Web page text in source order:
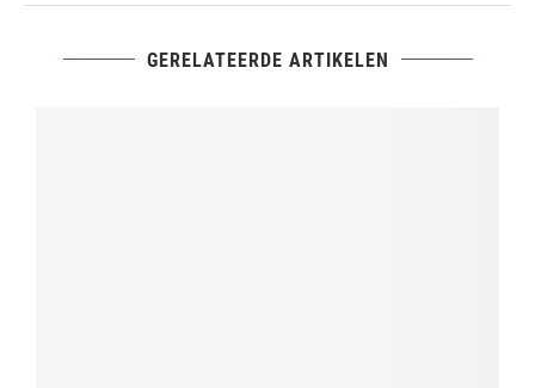
GERELATEERDE ARTIKELEN